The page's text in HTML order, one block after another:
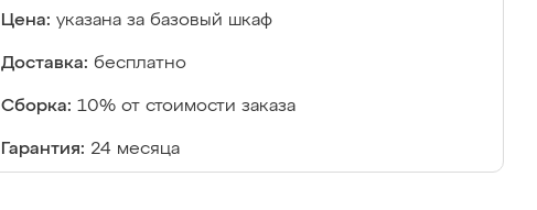
Цена: указана за базовый шкаф
Доставка: бесплатно
Сборка: 10% от стоимости заказа
Гарантия: 24 месяца